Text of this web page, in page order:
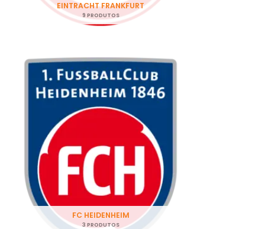
EINTRACHT FRANKFURT
9 PRODUTOS
FC HEIDENHEIM
3 PRODUTOS